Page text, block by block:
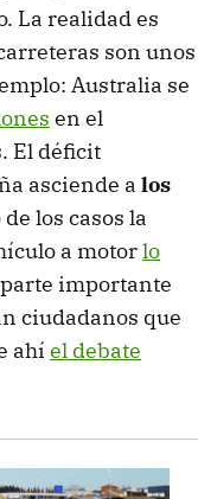
La realidad es
son unos
Australia se
en el
El déficit
asciende a los
los casos la
a motorlo
importante
ciudadanos que
ahí el debate